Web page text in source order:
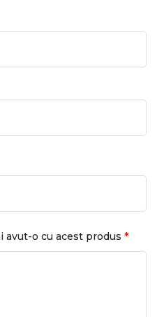
avut-o cu acest produs *